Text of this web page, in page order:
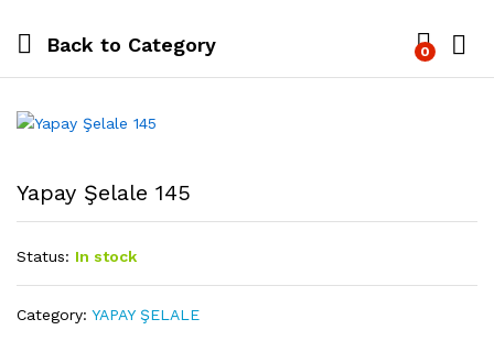
Back to Category 0
Yapay Şelale 145
Status: In stock
Category: YAPAY ŞELALE